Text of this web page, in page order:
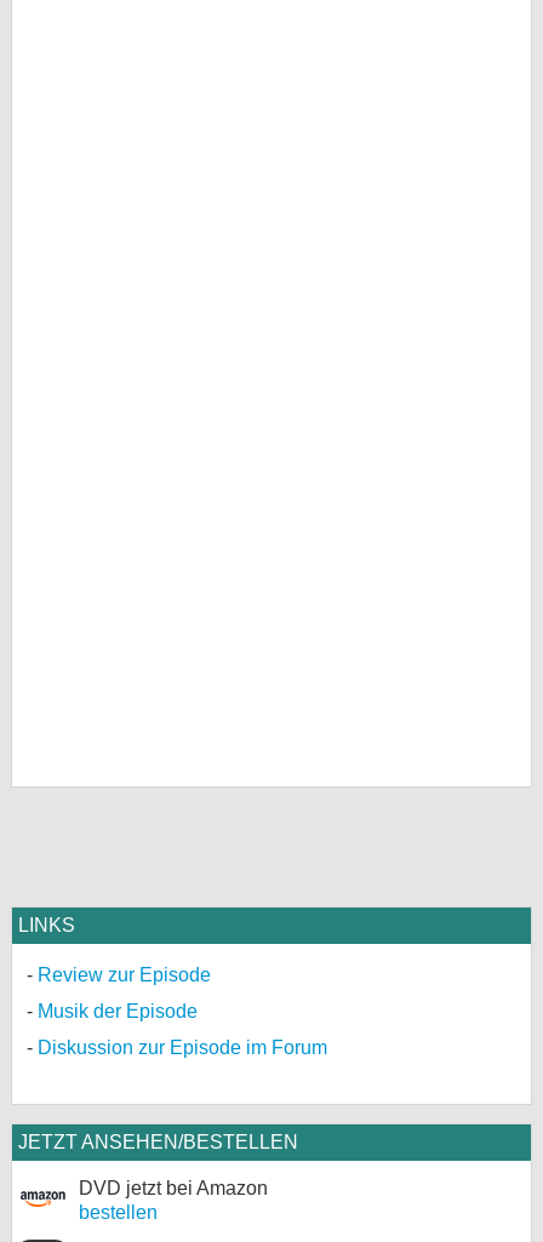
LINKS
Review zur Episode
Musik der Episode
Diskussion zur Episode im Forum
JETZT ANSEHEN/BESTELLEN
DVD jetzt bei Amazon
bestellen